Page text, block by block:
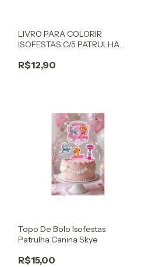
LIVRO PARA COLORIR
ISOFESTAS C/5 PATRULHA
R$12,90
Topo De Bolo Isofestas
Patrulha Canina Skye
R$15,00